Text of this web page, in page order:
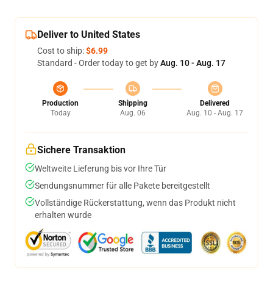
Deliver to United States
Cost to ship:$6.99
Standard - Order today to get byAug. 10 - Aug. 17
Production
Today
Shipping
Aug. 06
Delivered
Aug. 10 - Aug. 17
Sichere Transaktion
Weltweite Lieferung bis vor Ihre Tür
Sendungsnummer für alle Pakete bereitgestellt
Vollständige Rückerstattung, wenn das Produkt nicht
erhalten wurde